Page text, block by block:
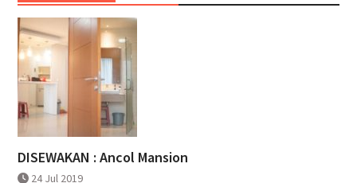
DISEWAKAN : Ancol Mansion
24 Jul 2019